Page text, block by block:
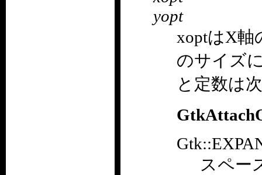
yopt
xoptはX軸
のサイズ
と定数は
スペー